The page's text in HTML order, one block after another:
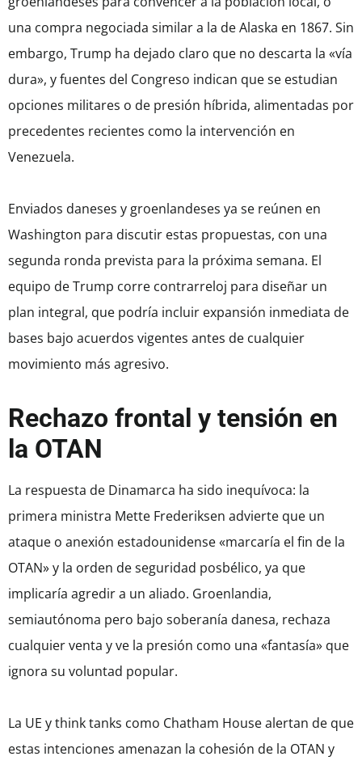
una compra negociada similar a la de Alaska en 1867. Sin
embargo, Trump ha dejado claro que no descarta la «vía
dura», y fuentes del Congreso indican que se estudian
opciones militares o de presión híbrida, alimentadas por
precedentes recientes como la intervención en
Venezuela.
Enviados daneses y groenlandeses ya se reúnen en
Washington para discutir estas propuestas, con una
segunda ronda prevista para la próxima semana. El
equipo de Trump corre contrarreloj para diseñar un
plan integral, que podría incluir expansión inmediata de
bases bajo acuerdos vigentes antes de cualquier
movimiento más agresivo.
Rechazo frontal y tensión en
la OTAN
La respuesta de Dinamarca ha sido inequívoca: la
primera ministra Mette Frederiksen advierte que un
ataque o anexión estadounidense «marcaría el fin de la
OTAN» y la orden de seguridad posbélico, ya que
implicaría agredir a un aliado. Groenlandia,
semiautónoma pero bajo soberanía danesa, rechaza
cualquier venta y ve la presión como una «fantasía» que
ignora su voluntad popular.
La UE y think tanks como Chatham House alertan de que
estas intenciones amenazan la cohesión de la OTAN y